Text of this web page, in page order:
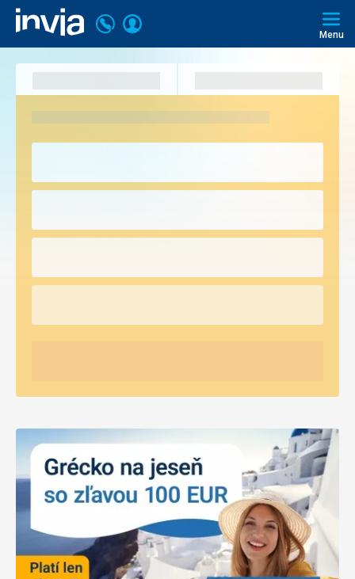
Invia.sk
Volajte
+421
2
3221
Prihlásiť
Menu